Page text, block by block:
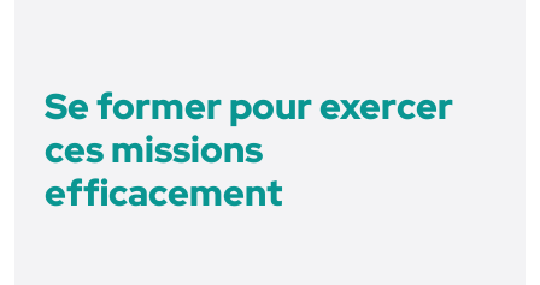
Se former pour exercer
ces missions
efficacement